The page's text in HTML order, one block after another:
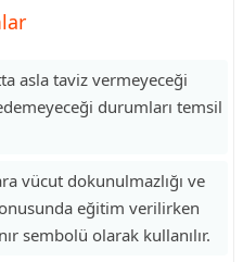
asla taviz vermeyeceği
durumları temsil
vücut dokunulmazlığı ve
eğitim verilirken
sembolü olarak kullanılır.